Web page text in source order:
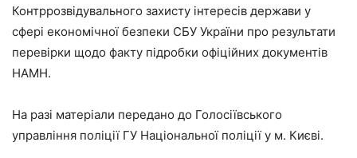
Контррозвідувального захисту інтересів держави у
сфері економічної безпеки СБУ України про результати
перевірки щодо факту підробки офіційних документів
НАМН.
На разі матеріали передано до Голосіївського
управління поліції ГУ Національної поліції у м. Києві.